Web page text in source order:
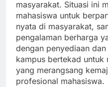
masyarakat. Situasi ini
mahasiswa untuk
nyata di masyarakat,
pengalaman berharga
dengan penyediaan
kampus bertekad untuk
yang merangsang
profesional mahasiswa.